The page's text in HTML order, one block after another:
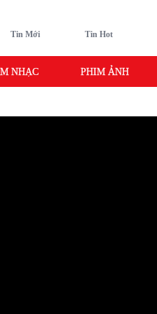
Tin Mới Tin Hot
NHẠC PHIM ẢNH